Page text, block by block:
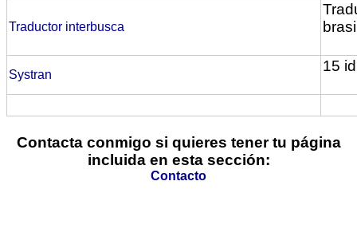
Traductor interbusca
Systran
15
Contacta conmigo si quieres tener tu página
incluida en esta sección:
Contacto